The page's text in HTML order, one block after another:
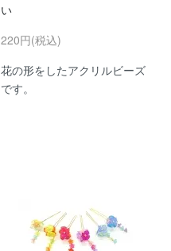
い
220円(税込)
花の形をしたアクリルビーズ
です。